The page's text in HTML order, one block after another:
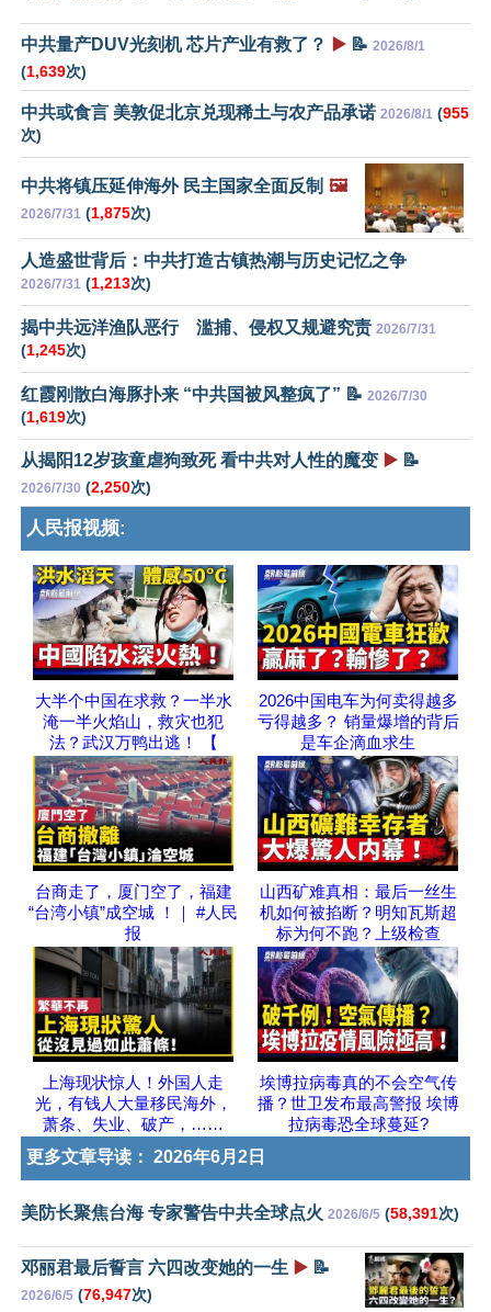
中共量产DUV光刻机 芯片产业有救了？ ▶️ 📝 2026/8/1
(1,639次)
中共或食言 美敦促北京兑现稀土与农产品承诺 2026/8/1 (955
次)
中共将镇压延伸海外 民主国家全面反制 🖼️
2026/7/31 (1,875次)
人造盛世背后：中共打造古镇热潮与历史记忆之争
2026/7/31 (1,213次)
揭中共远洋渔队恶行 滥捕、侵权又规避究责 2026/7/31
(1,245次)
红霞刚散白海豚扑来 “中共国被风整疯了” 📝 2026/7/30
(1,619次)
从揭阳12岁孩童虐狗致死 看中共对人性的魔变 ▶️ 📝
2026/7/30 (2,250次)
人民报视频:
大半个中国在求救？一半水
淹一半火焰山，救灾也犯
法？武汉万鸭出逃！ 【
2026中国电车为何卖得越多
亏得越多？ 销量爆增的背后
是车企滴血求生
台商走了，厦门空了，福建
“台湾小镇”成空城 ！｜ #人民
报
山西矿难真相：最后一丝生
机如何被掐断？明知瓦斯超
标为何不跑？上级检查
上海现状惊人！外国人走
光，有钱人大量移民海外，
萧条、失业、破产，……
埃博拉病毒真的不会空气传
播？世卫发布最高警报 埃博
拉病毒恐全球蔓延?
更多文章导读： 2026年6月2日
美防长聚焦台海 专家警告中共全球点火 2026/6/5 (58,391次)
邓丽君最后誓言 六四改变她的一生 ▶️ 📝
2026/6/5 (76,947次)